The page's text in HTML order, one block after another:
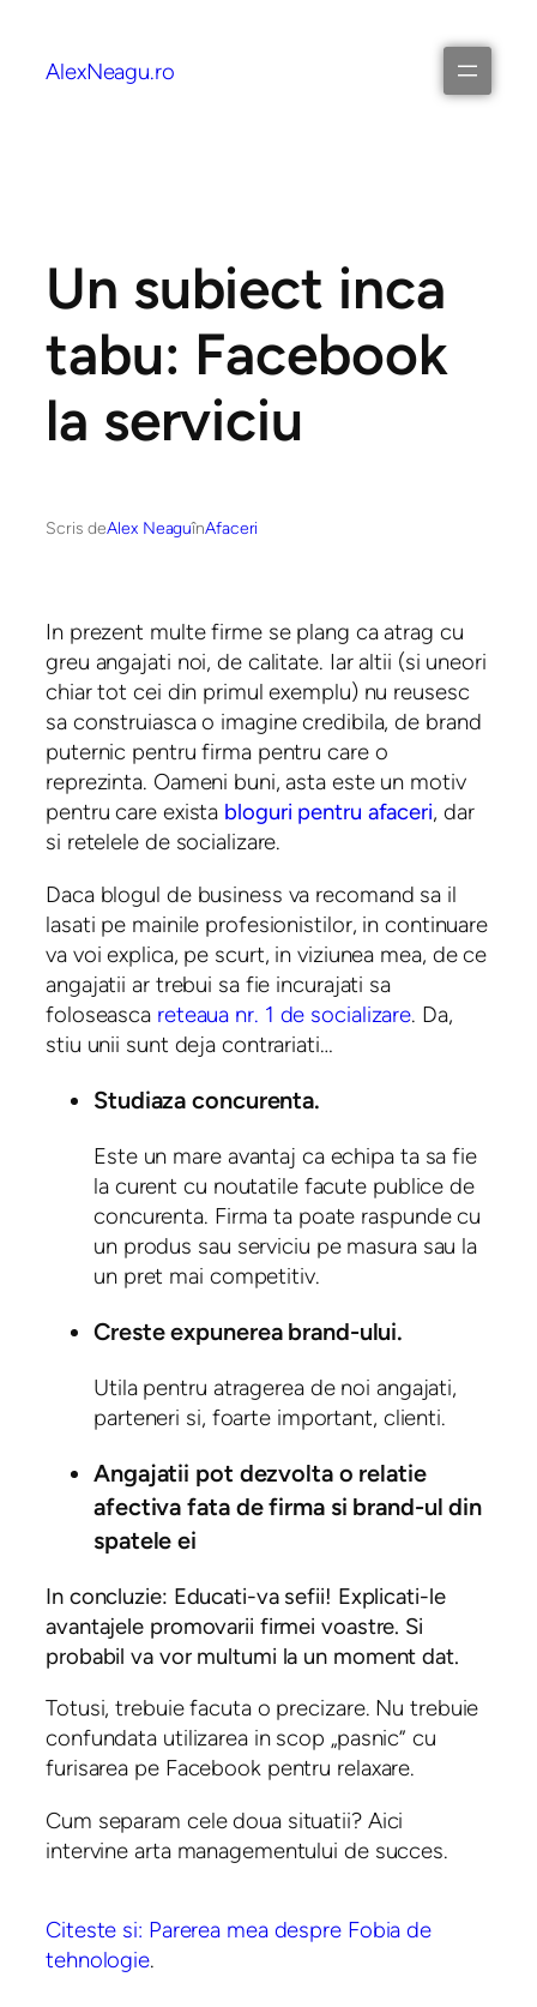
AlexNeagu.ro
Un subiect inca
tabu: Facebook
la serviciu
Scris deAlex NeaguînAfaceri
In prezent multe firme se plang ca atrag cu
greu angajati noi, de calitate. Iar altii (si uneori
chiar tot cei din primul exemplu) nu reusesc
sa construiasca o imagine credibila, de brand
puternic pentru firma pentru care o
reprezinta. Oameni buni, asta este un motiv
pentru care exista bloguri pentru afaceri, dar
si retelele de socializare.
Daca blogul de business va recomand sa il
lasati pe mainile profesionistilor, in continuare
va voi explica, pe scurt, in viziunea mea, de ce
angajatii ar trebui sa fie incurajati sa
foloseasca reteaua nr. 1 de socializare. Da,
stiu unii sunt deja contrariati…
Studiaza concurenta.
Este un mare avantaj ca echipa ta sa fie
la curent cu noutatile facute publice de
concurenta. Firma ta poate raspunde cu
un produs sau serviciu pe masura sau la
un pret mai competitiv.
Creste expunerea brand-ului.
Utila pentru atragerea de noi angajati,
parteneri si, foarte important, clienti.
Angajatii pot dezvolta o relatie
afectiva fata de firma si brand-ul din
spatele ei
In concluzie: Educati-va sefii! Explicati-le
avantajele promovarii firmei voastre. Si
probabil va vor multumi la un moment dat.
Totusi, trebuie facuta o precizare. Nu trebuie
confundata utilizarea in scop „pasnic” cu
furisarea pe Facebook pentru relaxare.
Cum separam cele doua situatii? Aici
intervine arta managementului de succes.
Citeste si: Parerea mea despre Fobia de
tehnologie.